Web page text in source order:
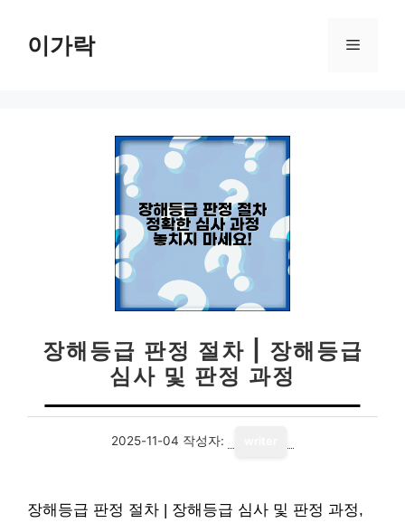
이가락 메
장해등급 판정 절차 | 장해등급
심사 및 판정 과정
2025-11-04 작성자:
장해등급 판정 절차 | 장해등급 심사 및 판정 과정,